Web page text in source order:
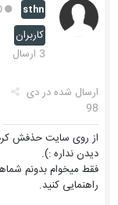
sthn
کاربران
3 ارسال
ارسال شده دردی
98
دیدن نداره :).
فقط میخوام بدونم
راهنمایی کنید.